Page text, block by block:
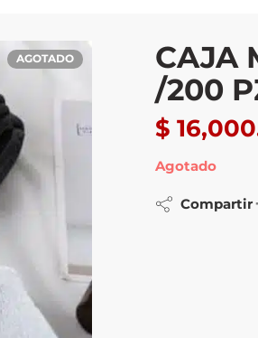
AGOTADO
CAJA
/200
$
Agotado
Compartir